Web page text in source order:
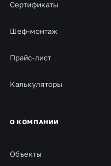
Сертификаты
Шеф-монтаж
Прайс-лист
Калькуляторы
О КОМПАНИИ
Объекты